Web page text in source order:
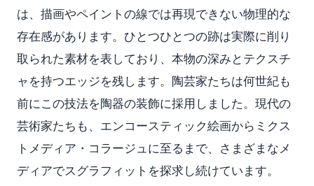
は、描画やペイントの線では再現できない物理的な
存在感があります。ひとつひとつの跡は実際に削り
取られた素材を表しており、本物の深みとテクスチ
ャを持つエッジを残します。陶芸家たちは何世紀も
前にこの技法を陶器の装飾に採用しました。現代の
芸術家たちも、エンコースティック絵画からミクス
トメディア・コラージュに至るまで、さまざまなメ
ディアでスグラフィットを探求し続けています。